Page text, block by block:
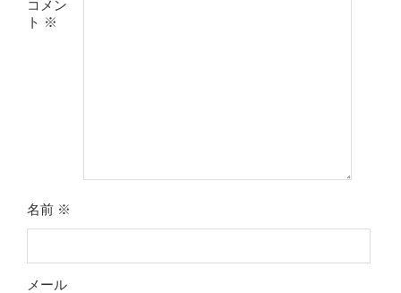
コメン
ト ※
名前 ※
メール